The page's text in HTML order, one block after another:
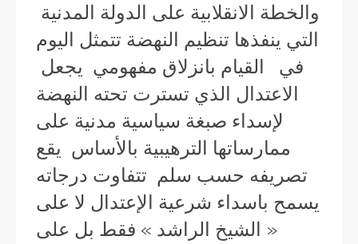
والخطة الانقلابية على الدولة المدنية
التي ينفذها تنظيم النهضة تتمثل اليوم
في القيام بانزلاق مفهومي يجعل
الاعتدال الذي تسترت تحته النهضة
لإسداء صبغة سياسية مدنية على
ممارساتها الترهيبية بالأساس يقع
تصريفه حسب سلم تتفاوت درجاته
يسمح باسداء شرعية الإعتدال لا على
« الشيخ الراشد » فقط بل على